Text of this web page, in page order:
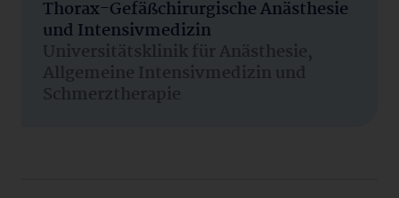
Thorax-Gefäßchirurgische Anästhesie
und Intensivmedizin
Universitätsklinik für Anästhesie,
Allgemeine Intensivmedizin und
Schmerztherapie